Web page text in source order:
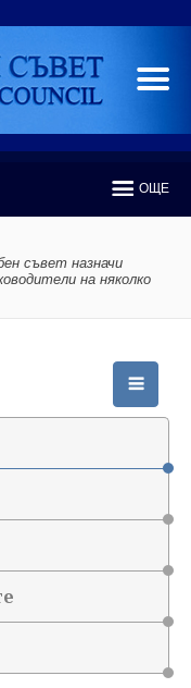
ОЩЕ
съвет назначи
на няколко